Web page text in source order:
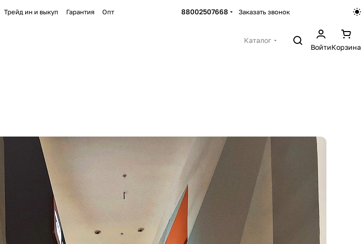
Трейд ин и выкуп Гарантия Опт 88002507668 Заказать звонок
Каталог
ВойтиКорзина